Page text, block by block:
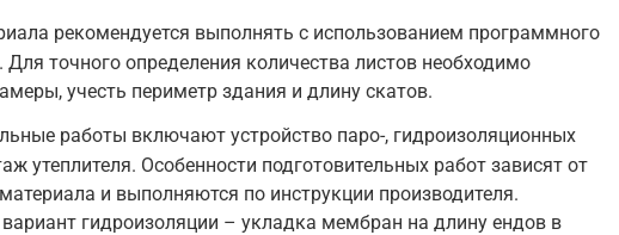
рекомендуется выполнять с использованием программного
Для точного определения количества листов необходимо
учесть периметр здания и длину скатов.
работы включают устройство паро-, гидроизоляционных
утеплителя. Особенности подготовительных работ зависят от
и выполняются по инструкции производителя.
гидроизоляции – укладка мембран на длину ендов в